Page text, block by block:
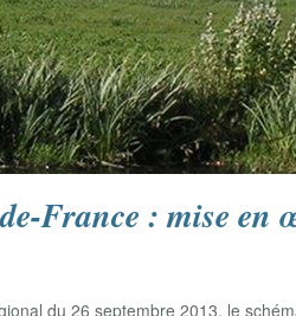
France : mise en
du 26 septembre 2013, le